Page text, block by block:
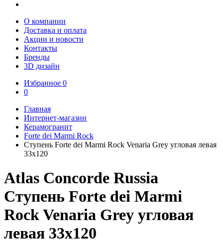
О компании
Доставка и оплата
Акции и новости
Контакты
Бренды
3D дизайн
Избранное 0
0
Главная
Интернет-магазин
Керамогранит
Forte dei Marmi Rock
Ступень Forte dei Marmi Rock Venaria Grey угловая левая
33x120
Atlas Concorde Russia
Ступень Forte dei Marmi
Rock Venaria Grey угловая
левая 33x120